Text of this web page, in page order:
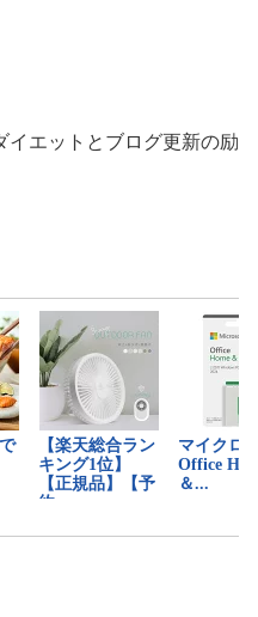
イエットとブログ更新の励